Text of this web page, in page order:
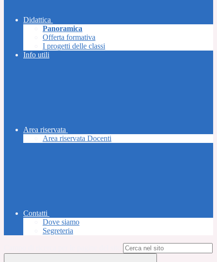
Didattica
Panoramica
Offerta formativa
I progetti delle classi
Info utili
Area riservata
Area riservata Docenti
Contatti
Dove siamo
Segreteria